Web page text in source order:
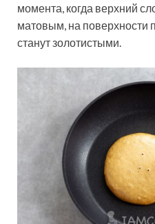
момента, когда верхний
матовым, на поверхности
станут золотистыми.